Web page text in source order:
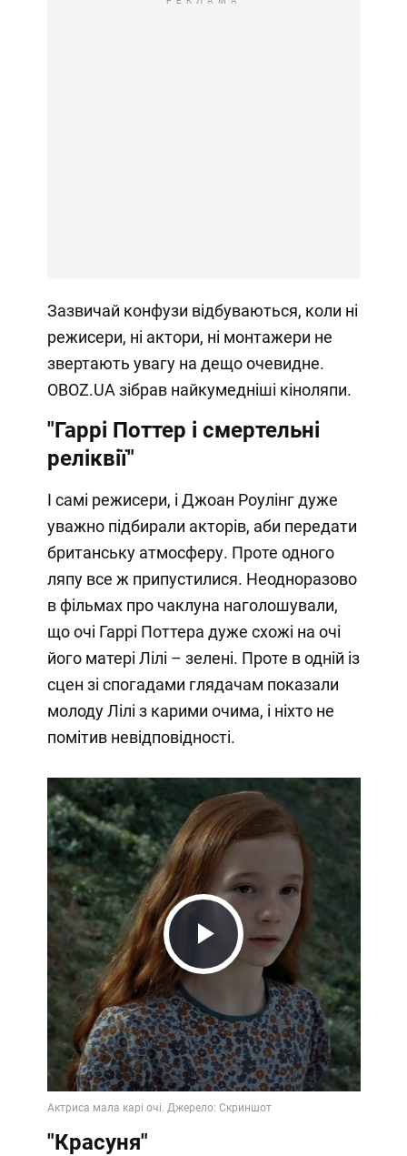
Зазвичай конфузи відбуваються, коли ні
режисери, ні актори, ні монтажери не
звертають увагу на дещо очевидне.
OBOZ.UA зібрав найкумедніші кіноляпи.
"Гаррі Поттер і смертельні
реліквії"
І самі режисери, і Джоан Роулінг дуже
уважно підбирали акторів, аби передати
британську атмосферу. Проте одного
ляпу все ж припустилися. Неодноразово
в фільмах про чаклуна наголошували,
що очі Гаррі Поттера дуже схожі на очі
його матері Лілі – зелені. Проте в одній із
сцен зі спогадами глядачам показали
молоду Лілі з карими очима, і ніхто не
помітив невідповідності.
Play
Video
"Красуня"